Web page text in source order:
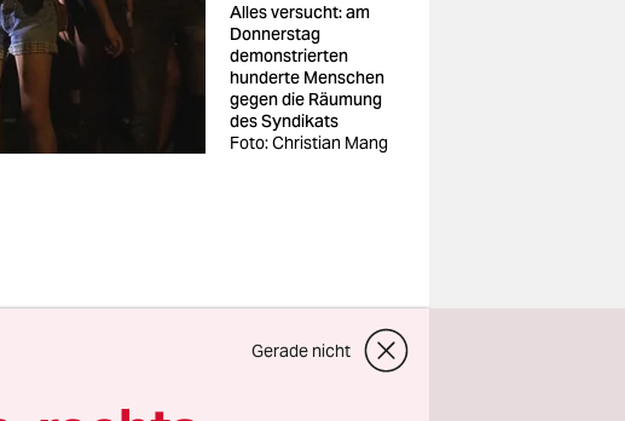
Alles versucht: am
Donnerstag
demonstrierten
hunderte Menschen
gegen die Räumung
des Syndikats
Foto: Christian Mang
in Berlin-
die Lage an der
Gerade nicht